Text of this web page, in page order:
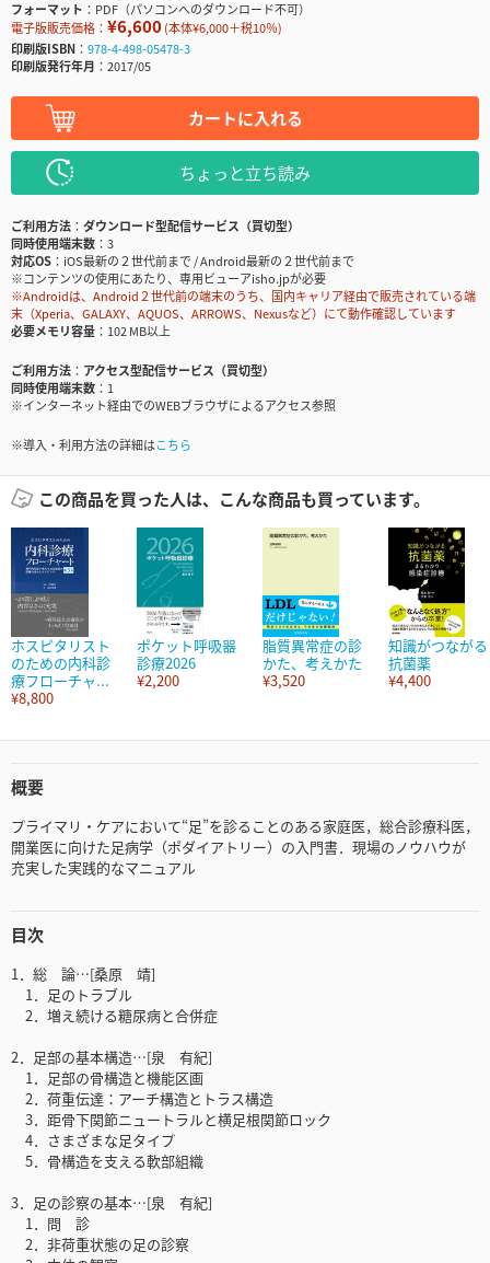
フォーマット
PDF（パソコンへのダウンロード不可）
電子版販売価格： ¥6,600(本体¥6,000＋税10％)
印刷版ISBN
978-4-498-05478-3
印刷版発行年月
2017/05
カートに入れる
ちょっと立ち読み
ご利用方法
ダウンロード型配信サービス（買切型）
同時使用端末数
3
対応OS
iOS最新の２世代前まで / Android最新の２世代前まで
※コンテンツの使用にあたり、専用ビューアisho.jpが必要
※Androidは、Android２世代前の端末のうち、国内キャリア経由で販売されている端
末（Xperia、GALAXY、AQUOS、ARROWS、Nexusなど）にて動作確認しています
必要メモリ容量
102 MB以上
ご利用方法
アクセス型配信サービス（買切型）
同時使用端末数
1
※インターネット経由でのWEBブラウザによるアクセス参照
※導入・利用方法の詳細はこちら
この商品を買った人は、こんな商品も買っています。
ホスピタリスト
のための内科診
療フローチャ...
¥8,800
ポケット呼吸器
診療2026
¥2,200
脂質異常症の診
かた、考えかた
¥3,520
知識がつながる
抗菌薬
¥4,400
概要
プライマリ・ケアにおいて“足”を診ることのある家庭医，総合診療科医，
開業医に向けた足病学（ポダイアトリー）の入門書．現場のノウハウが
充実した実践的なマニュアル
目次
1．総 論…[桑原 靖]
1．足のトラブル
2．増え続ける糖尿病と合併症
2．足部の基本構造…[泉 有紀]
1．足部の骨構造と機能区画
2．荷重伝達：アーチ構造とトラス構造
3．距骨下関節ニュートラルと横足根関節ロック
4．さまざまな足タイプ
5．骨構造を支える軟部組織
3．足の診察の基本…[泉 有紀]
1．問 診
2．非荷重状態の足の診察